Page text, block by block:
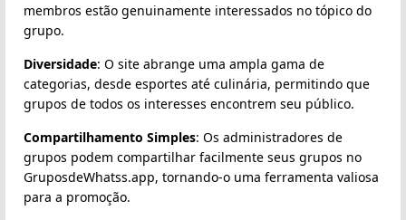
membros estão genuinamente interessados no tópico do
grupo.
Diversidade: O site abrange uma ampla gama de
categorias, desde esportes até culinária, permitindo que
grupos de todos os interesses encontrem seu público.
Compartilhamento Simples: Os administradores de
grupos podem compartilhar facilmente seus grupos no
GruposdeWhatss.app, tornando-o uma ferramenta valiosa
para a promoção.